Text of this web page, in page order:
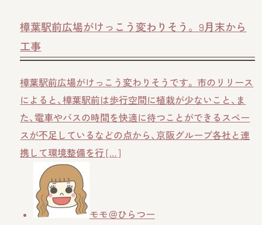
樟葉駅前広場がけっこう変わりそう。9月末から
工事
樟葉駅前広場がけっこう変わりそうです。 市のリリース
によると、樟葉駅前は歩行空間に植栽が少ないこと、ま
た、電車やバスの時間を快適に待つことができるスペー
スが不足しているなどの点から、京阪グループ各社と連
携して環境整備を行 […]
モモ＠ひらつー